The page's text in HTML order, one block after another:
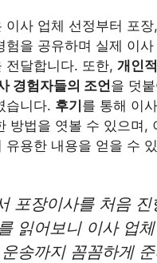
이사 업체 선정부터 포장
험을 공유하며 실제 이사
전달합니다. 또한, 개인
경험자들의 조언을 덧
습니다. 후기를 통해 이
방법을 엿볼 수 있으며,
유용한 내용을 얻을 수
포장이사를 처음 진
읽어보니 이사 업
송까지 꼼꼼하게